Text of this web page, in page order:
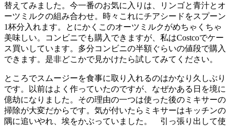
替えてみました。今一番のお気に入りは、リンゴと青汁とオ
ーツミルクの組み合わせ。時々これにチアシードをスプーン
1杯分入れます。とにかくこのオーツミルクがめちゃくちゃ
美味しい。コンビニでも購入できますが、私はCostcoでケー
ス買いしています。多分コンビニの半額ぐらいの値段で購入
できます。是非どこかで見かけたら試してみてください。
ところでスムージーを食事に取り入れるのはかなり久しぶり
です。以前はよく作っていたのですが、なぜかある日を境に
億劫になりました。その理由の一つは使った後のミキサーの
掃除が大変だからです。気が付いたらミキサーはキッチンの
隅に追いやれ、埃をかぶっていました。 引っ張り出して使